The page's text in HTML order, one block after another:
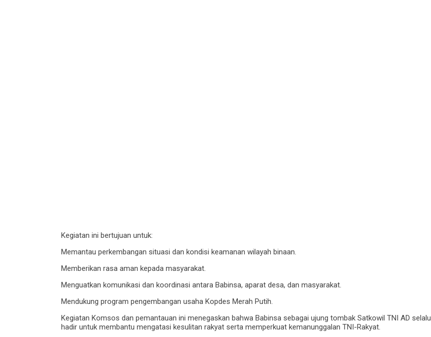
Kegiatan ini bertujuan untuk:
Memantau perkembangan situasi dan kondisi keamanan wilayah binaan.
Memberikan rasa aman kepada masyarakat.
Menguatkan komunikasi dan koordinasi antara Babinsa, aparat desa, dan masyarakat.
Mendukung program pengembangan usaha Kopdes Merah Putih.
Kegiatan Komsos dan pemantauan ini menegaskan bahwa Babinsa sebagai ujung tombak Satkowil TNI AD selalu
hadir untuk membantu mengatasi kesulitan rakyat serta memperkuat kemanunggalan TNI-Rakyat.